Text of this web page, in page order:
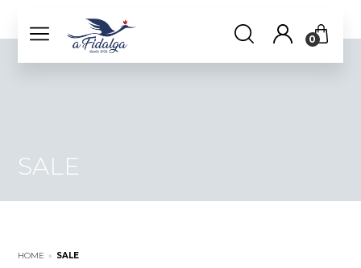
0
SALE
HOME » SALE